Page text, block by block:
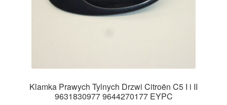
Klamka Prawych Tylnych Drzwi Citroën C5 I i II
9631830977 9644270177 EYPC